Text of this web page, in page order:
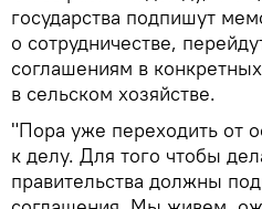
государства подпишут
о сотрудничестве,
соглашениям в
в сельском хозяйстве.
"Пора уже переходить от
к делу. Для того чтобы
правительства должны